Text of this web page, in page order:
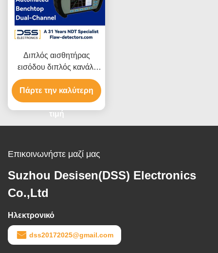
Διπλός αισθητήρας
εισόδου διπλός κανάλι
Eddy ρεύμα ανιχνευτής
ελαττωμάτων
Πάρτε την καλύτερη
τιμή
Επικοινωνήστε μαζί μας
Suzhou Desisen(DSS) Electronics
Co.,Ltd
Ηλεκτρονικό
dss20172025@gmail.com